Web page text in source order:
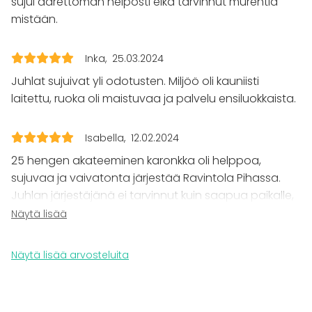
Illallinen / lounas
Kokous
Messut
Virkistystilaisuus
Mökkireissu / retriitti
Pikkujoulut
Tilatyypit
Juhlasali
Ravintola
mistään.
Inka 25.03.2024
Juhlat sujuivat yli odotusten. Miljöö oli kauniisti
laitettu, ruoka oli maistuvaa ja palvelu ensiluokkaista.
Isabella 12.02.2024
25 hengen akateeminen karonkka oli helppoa,
sujuvaa ja vaivatonta järjestää Ravintola Pihassa.
Juhlan järjestäjänä ei tarvinnut kuin saapua paikalle,
kun ammattitaitoinen henkilökunta piti huolen juhlan
valitettavaa, joten lämmin suositus tälle juhlapaikalle!
Näytä lisää
Näytä lisää arvosteluita